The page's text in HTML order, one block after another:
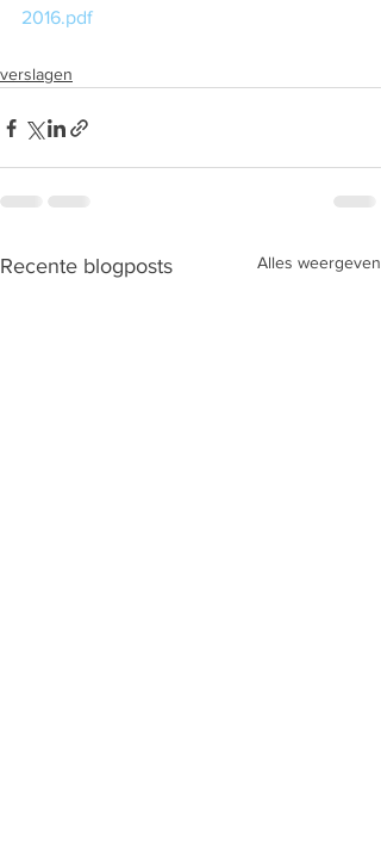
2016.pdf
verslagen
Recente blogposts Alles weergeven